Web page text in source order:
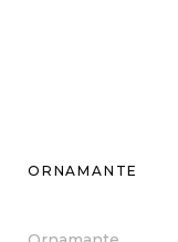
ORNAMANTE